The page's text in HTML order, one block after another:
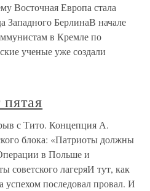
Восточная Европа стала
Западного БерлинаВ начале
в Кремле по
ученые уже создали
с Тито. Концепция А.
блока: «Патриоты должны
в Польше и
советского лагеряИ тут, как
успехом последовал провал. И